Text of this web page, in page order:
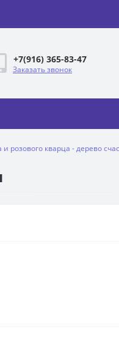
+7(916) 365-83-47
Заказать звонок
розового кварца - дерево